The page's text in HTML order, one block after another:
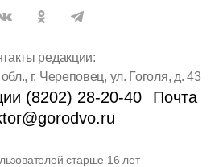
редакции:
г. Череповец, ул. Гоголя, д. 43
(8202) 28-20-40
Почта
старше 16 лет